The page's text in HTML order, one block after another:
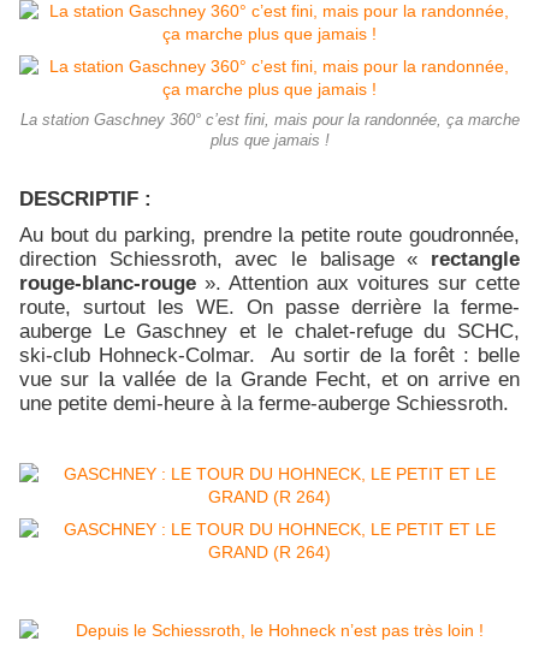
La station Gaschney 360° c’est fini, mais pour la randonnée, ça marche
plus que jamais !
DESCRIPTIF :
Au bout du parking, prendre la petite route goudronnée,
direction Schiessroth, avec le balisage « rectangle
rouge-blanc-rouge ». Attention aux voitures sur cette
route, surtout les WE. On passe derrière la ferme-
auberge Le Gaschney et le chalet-refuge du SCHC,
ski-club Hohneck-Colmar. Au sortir de la forêt : belle
vue sur la vallée de la Grande Fecht, et on arrive en
une petite demi-heure à la ferme-auberge Schiessroth.